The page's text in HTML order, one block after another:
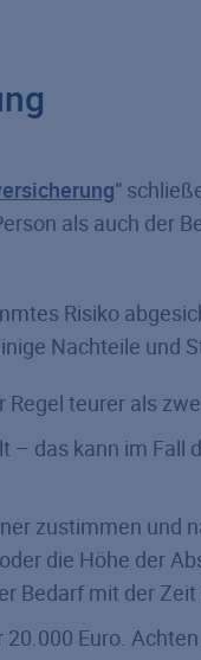
“
als auch der
Risiko
Nachteile und
teurer als
das kann im Fall
zustimmen und
die Höhe der
Bedarf mit der
Euro.